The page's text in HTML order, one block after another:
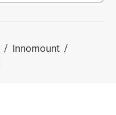
Innomount